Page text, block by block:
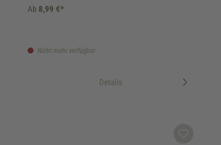
Nicht mehr verfügbar
Ab 8,99 €*
Details